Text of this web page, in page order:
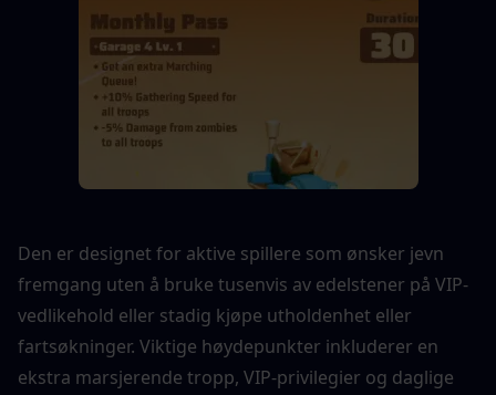
Den er designet for aktive spillere som ønsker jevn
fremgang uten å bruke tusenvis av edelstener på VIP-
vedlikehold eller stadig kjøpe utholdenhet eller
fartsøkninger. Viktige høydepunkter inkluderer en
ekstra marsjerende tropp, VIP-privilegier og daglige